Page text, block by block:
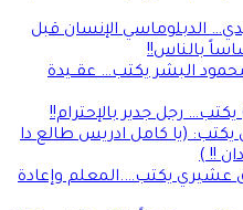
الدبلوماسي الإنسان قبل
بالناس!!
البشر يكتب… عقــيدة
رجل جدير بالإحترام!!
يكتب: (يا كامل ادريس طالع دا
!! )
يكتب….المعلم وإعادة